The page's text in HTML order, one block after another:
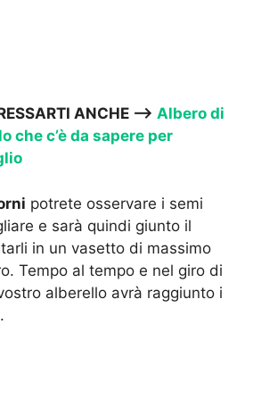
ANCHE —-> Albero di
che c’è da sapere per
potrete osservare i semi
e sarà quindi giunto il
in un vasetto di massimo
Tempo al tempo e nel giro di
alberello avrà raggiunto i